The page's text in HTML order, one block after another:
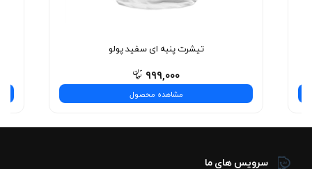
نیست—یه تجربه‌ی شیک و بی‌نظیره! همین حالا انتخاب
تیشرت پنبه ای سفید پولو
۹۹۹,۰۰۰
مشاهده محصول
سرویس های ما